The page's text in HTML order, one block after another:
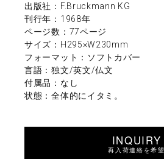
出版社：F.Bruckmann KG
刊行年：1968年
ページ数：77ページ
サイズ：H295×W230mm
フォーマット：ソフトカバー
言語：独文/英文/仏文
付属品：なし
状態：全体的にイタミ。
INQUIRY
再入荷連絡を希望